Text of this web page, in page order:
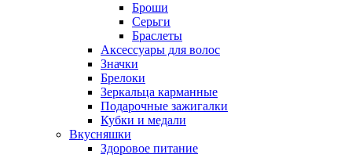
Броши
Серьги
Браслеты
Аксессуары для волос
Значки
Брелоки
Зеркальца карманные
Подарочные зажигалки
Кубки и медали
Вкусняшки
Здоровое питание